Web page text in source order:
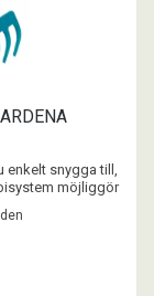
enkelt snygga till,
möjliggör